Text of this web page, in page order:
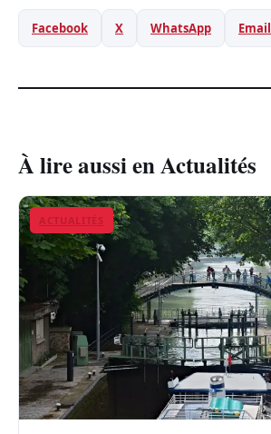
Facebook X WhatsApp Email
À lire aussi en Actualités
ACTUALITÉS